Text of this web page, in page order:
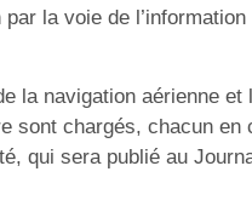
la voie de
la navigation aérienne et
sont chargés, chacun en
qui sera publié au